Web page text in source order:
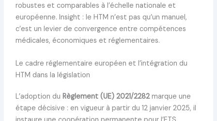
robustes et comparables à l’échelle nationale et
européenne. Insight : le HTM n’est pas qu’un manuel,
c’est un levier de convergence entre compétences
médicales, économiques et réglementaires.
Le cadre réglementaire européen et l’intégration du
HTM dans la législation
L’adoption du Règlement (UE) 2021/2282marque une
étape décisive : en vigueur à partir du 12 janvier 2025, il